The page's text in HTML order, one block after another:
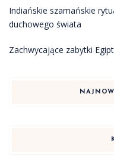
Indiańskie szamańskie
duchowego świata
Zachwycające zabytki